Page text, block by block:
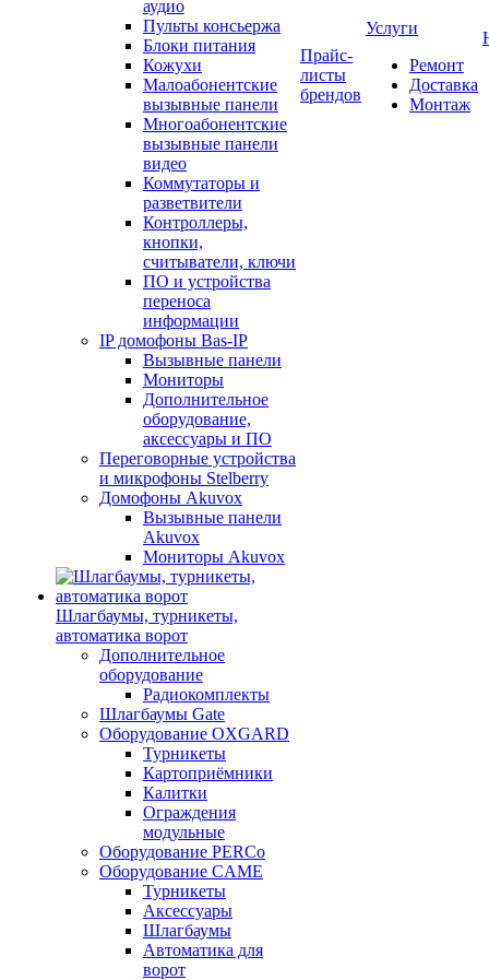
аудио
Пульты консьержа
Блоки питания
Кожухи
Малоабонентские
вызывные панели
Многоабонентские
вызывные панели
видео
Коммутаторы и
разветвители
Контроллеры,
кнопки,
считыватели, ключи
ПО и устройства
переноса
информации
IP домофоны Bas-IP
Вызывные панели
Мониторы
Дополнительное
оборудование,
аксессуары и ПО
Переговорные устройства
и микрофоны Stelberry
Домофоны Akuvox
Вызывные панели
Akuvox
Мониторы Akuvox
Шлагбаумы, турникеты,
автоматика ворот
Дополнительное
оборудование
Радиокомплекты
Шлагбаумы Gate
Оборудование OXGARD
Турникеты
Картоприёмники
Калитки
Ограждения
модульные
Оборудование PERCo
Оборудование CAME
Турникеты
Аксессуары
Шлагбаумы
Автоматика для
ворот
Прайс-
листы
брендов
Услуги
Ремонт
Доставка
Монтаж